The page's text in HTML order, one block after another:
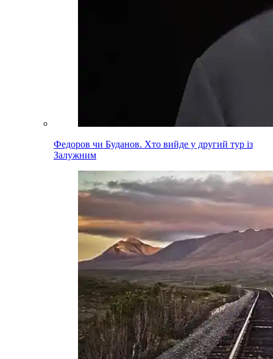
Федоров чи Буданов. Хто вийде у другий тур із
Залужним